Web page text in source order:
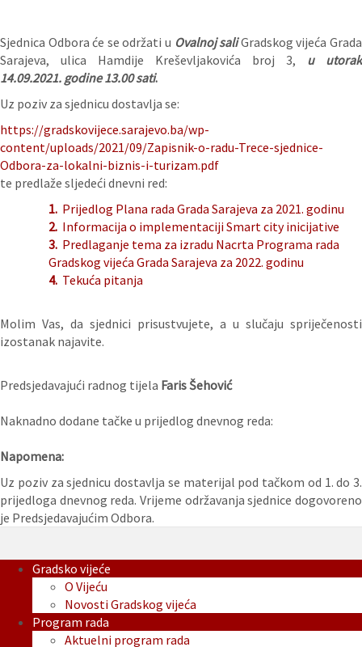
Sjednica Odbora će se održati u Ovalnoj saliGradskog vijeća Grada
Sarajeva, ulica Hamdije Kreševljakovića broj 3, u utorak
14.09.2021. godine 13.00 sati.
Uz poziv za sjednicu dostavlja se:
https://gradskovijece.sarajevo.ba/wp-
content/uploads/2021/09/Zapisnik-o-radu-Trece-sjednice-
Odbora-za-lokalni-biznis-i-turizam.pdf
te predlaže sljedeći dnevni red:
1. Prijedlog Plana rada Grada Sarajeva za 2021. godinu
2. Informacija o implementaciji Smart city inicijative
3. Predlaganje tema za izradu Nacrta Programa rada
Gradskog vijeća Grada Sarajeva za 2022. godinu
4. Tekuća pitanja
Molim Vas, da sjednici prisustvujete, a u slučaju spriječenosti
izostanak najavite.
Predsjedavajući radnog tijela Faris Šehović
Naknadno dodane tačke u prijedlog dnevnog reda:
Napomena:
Uz poziv za sjednicu dostavlja se materijal pod tačkom od 1. do 3.
prijedloga dnevnog reda. Vrijeme održavanja sjednice dogovoreno
je Predsjedavajućim Odbora.
Gradsko vijeće
O Vijeću
Novosti Gradskog vijeća
Program rada
Aktuelni program rada